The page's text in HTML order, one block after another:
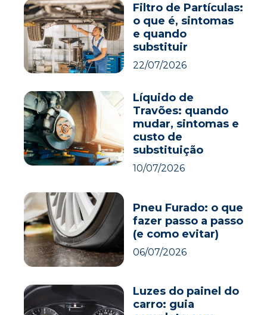
Filtro de Partículas:
o que é, sintomas
e quando
substituir
22/07/2026
Líquido de
Travões: quando
mudar, sintomas e
custo de
substituição
10/07/2026
Pneu Furado: o que
fazer passo a passo
(e como evitar)
06/07/2026
Luzes do painel do
carro: guia